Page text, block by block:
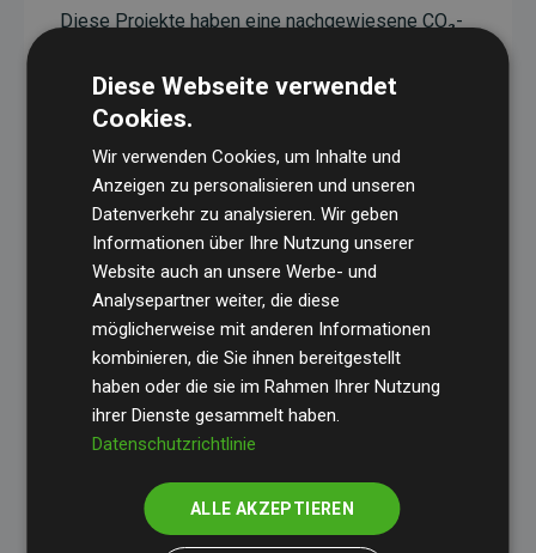
Diese Projekte haben eine nachgewiesene CO₂-
Doppelten der geschätzten Emissionen der
Website entspricht.
Alle unterstützten Projekte werden durch
Standardverifiziert und erfüllen höchste
Anforderungen an Qualität, tatsächliche
Klimawirkung und Transparenz. Weitere
Informationen zu den einzelnen Projekten finden
Sie hier.
Initiative Websites, die Klimaprojekte unterstützen
Diese Webseite verwendet
Cookies.
Wir verwenden Cookies, um Inhalte und
Anzeigen zu personalisieren und unseren
Datenverkehr zu analysieren. Wir geben
Informationen über Ihre Nutzung unserer
Website auch an unsere Werbe- und
Analysepartner weiter, die diese
möglicherweise mit anderen Informationen
kombinieren, die Sie ihnen bereitgestellt
haben oder die sie im Rahmen Ihrer Nutzung
ihrer Dienste gesammelt haben.
Datenschutzrichtlinie
ALLE AKZEPTIEREN